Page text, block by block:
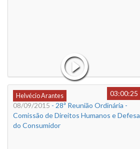
Helvécio Arantes
03:00:25
08/09/2015 - 28ª Reunião Ordinária -
Comissão de Direitos Humanos e Defesa
do Consumidor